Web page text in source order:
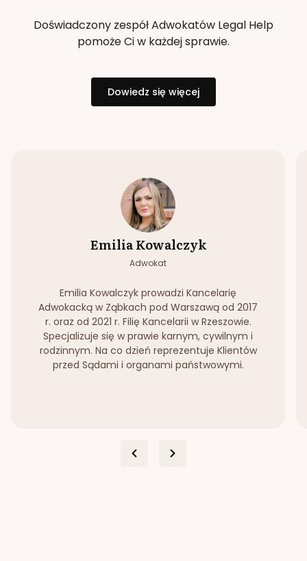
Doświadczony zespół Adwokatów Legal Help
pomoże Ci w każdej sprawie.
Dowiedz się więcej
Emilia Kowalczyk
Adwokat
Emilia Kowalczyk prowadzi Kancelarię
Adwokacką w Ząbkach pod Warszawą od 2017
r. oraz od 2021 r. Filię Kancelarii w Rzeszowie.
Specjalizuje się w prawie karnym, cywilnym i
rodzinnym. Na co dzień reprezentuje Klientów
przed Sądami i organami państwowymi.